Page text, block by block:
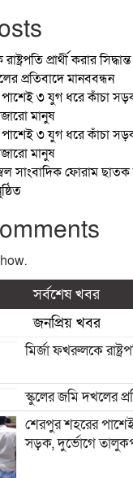
প্রার্থী করার
প্রতিবাদে মানববন্ধন
৩ যুগ ধরে কাঁচা
মানুষ
৩ যুগ ধরে কাঁচা
মানুষ
সাংবাদিক ফোরাম
সর্বশেষ খবর
জনপ্রিয় খবর
মির্জা ফখরুলকে
স্কুলের জমি দখলের
শেরপুর শহরের
সড়ক, দুর্ভোগে